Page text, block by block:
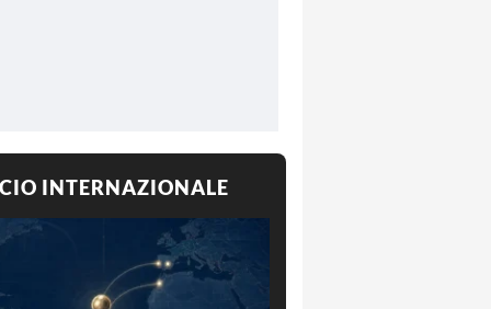
INTERNAZIONALE